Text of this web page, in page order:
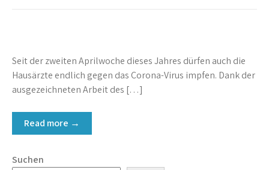
Seit der zweiten Aprilwoche dieses Jahres dürfen auch die
Hausärzte endlich gegen das Corona-Virus impfen. Dank der
ausgezeichneten Arbeit des […]
Read more →
Suchen